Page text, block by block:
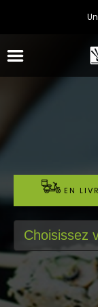
LA CARTE
NOTRE
VOS AVIS
MENTIONS
EN